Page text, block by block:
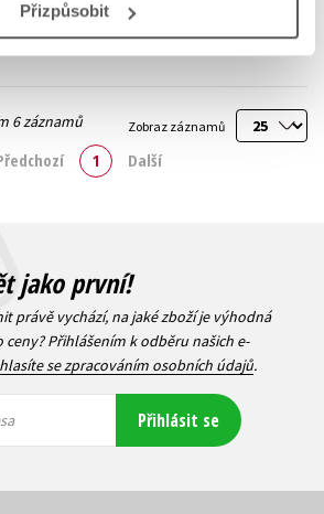
Přizpůsobit
Zobraz záznamů
6 záznamů
1 Další
jako první!
právě vychází, na jaké zboží je výhodná
ceny? Přihlášením k odběru našich e-
se zpracováním osobních údajů.
Přihlásit se